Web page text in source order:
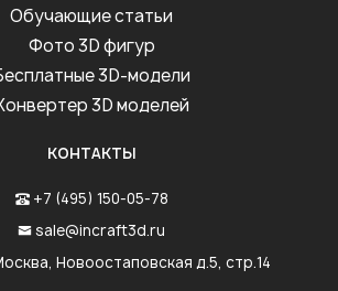
Обучающие статьи
Фото 3D фигур
3D-модели
3D моделей
КОНТАКТЫ
+7 (495) 150-05-78
sale@incraft3d.ru
Новоостаповская д.5, стр.14